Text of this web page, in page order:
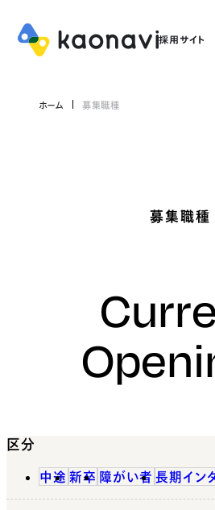
ホーム 募集職種
募集職種
区分
中途 新卒 障がい者 長期イン